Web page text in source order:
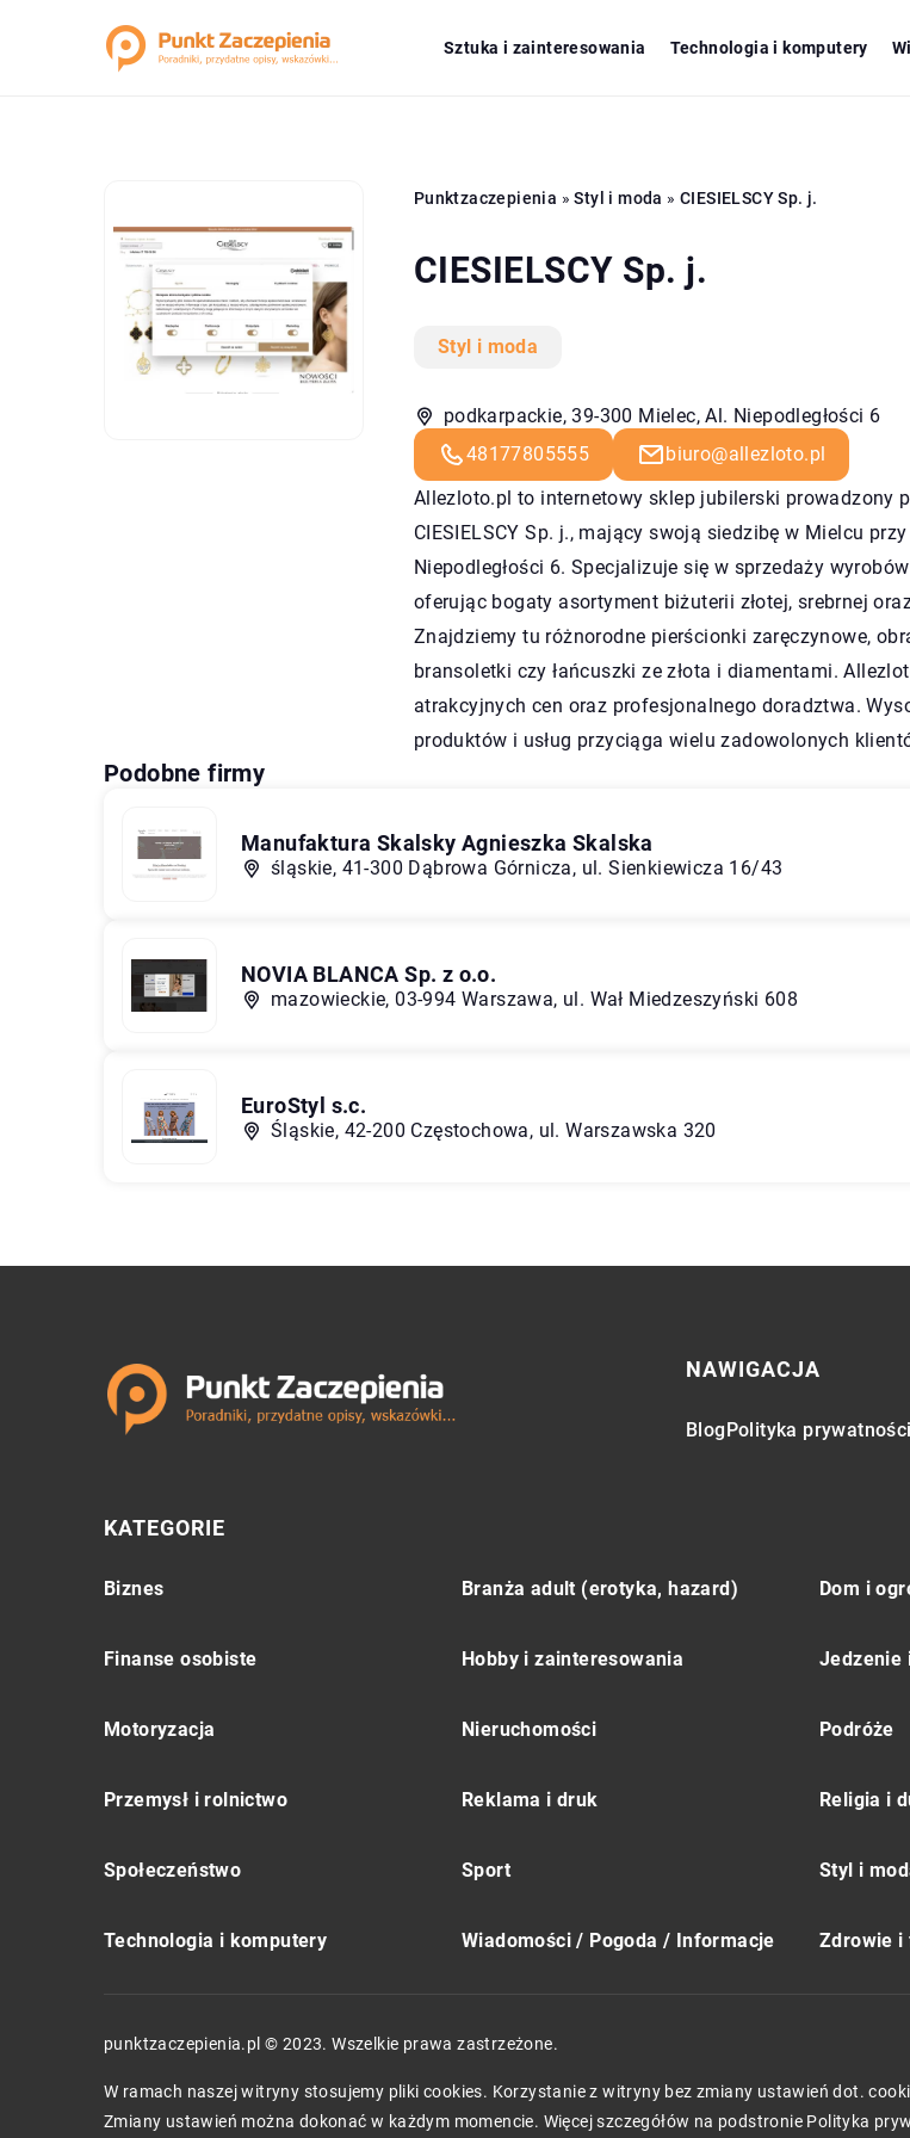
Sztuka i zainteresowania Technologia i komputery
Punktzaczepienia »Styl i moda » CIESIELSCY Sp. j.
CIESIELSCY Sp. j.
Styl i moda
podkarpackie, 39-300 Mielec, Al. Niepodległości 6
48177805555
biuro@allezloto.pl
Allezloto.pl to internetowy sklep jubilerski prowadzony
CIESIELSCY Sp. j., mający swoją siedzibę w Mielcu przy
Niepodległości 6. Specjalizuje się w sprzedaży
oferując bogaty asortyment biżuterii złotej, srebrnej
Znajdziemy tu różnorodne pierścionki zaręczynowe,
bransoletki czy łańcuszki ze złota i diamentami.
atrakcyjnych cen oraz profesjonalnego doradztwa.
produktów i usług przyciąga wielu zadowolonych
Podobne firmy
Manufaktura Skalsky Agnieszka Skalska
śląskie, 41-300 Dąbrowa Górnicza, ul. Sienkiewicza 16/43
NOVIA BLANCA Sp. z o.o.
mazowieckie, 03-994 Warszawa, ul. Wał Miedzeszyński 608
EuroStyl s.c.
Śląskie, 42-200 Częstochowa, ul. Warszawska 320
NAWIGACJA
BlogPolityka prywatności
KATEGORIE
Biznes Branża adult (erotyka, hazard) Dom i
Finanse osobiste Hobby i zainteresowania Jedzenie
Motoryzacja Nieruchomości Podróże
Przemysł i rolnictwo Reklama i druk Religia i
Społeczeństwo Sport Styl i
Technologia i komputery Wiadomości / Pogoda / Informacje Zdrowie i
punktzaczepienia.pl © 2023. Wszelkie prawa zastrzeżone.
W ramach naszej witryny stosujemy pliki cookies. Korzystanie z witryny bez zmiany ustawień dot.
Zmiany ustawień można dokonać w każdym momencie. Więcej szczegółów na podstronie Polityka